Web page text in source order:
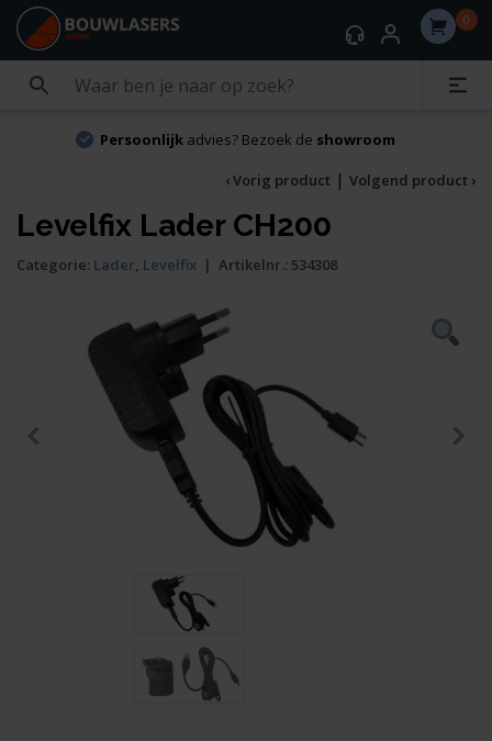
0
Persoonlijkadvies? Bezoek de showroom
‹ Vorig product | Volgend product ›
Levelfix Lader CH200
Categorie: Lader, Levelfix | Artikelnr.: 534308